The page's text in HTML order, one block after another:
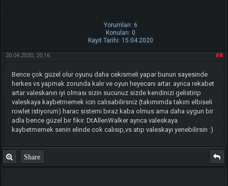
Yorumları: 6
Konuları: 0
Kayıt Tarihi: 15.04.2020
#8
20.04.2020, 20:16
Bence çok güzel olur oyunu daha cekismeli yapar bunun sayesinde
herkes vs yapmak zorunda kalır ve oyun heyecanı artar. ayrıca rekabet
artar valeskanın iyi olması sizin sucunuz sizde kendinizi gelistirip
valeskaya kaybetmemek icin calısabilirsniz (takımımda takım elbiseli
rowlet istiyorum) harac sistemi bıraz kaba olmus ama daha uygun bir
adla bence güzel bir fikir. DtAllenWalker ayrıca valeskaya
kaybetmemek senin elinde cok calısıp,vs atıp valeskayı yenebilirsin :)
Share